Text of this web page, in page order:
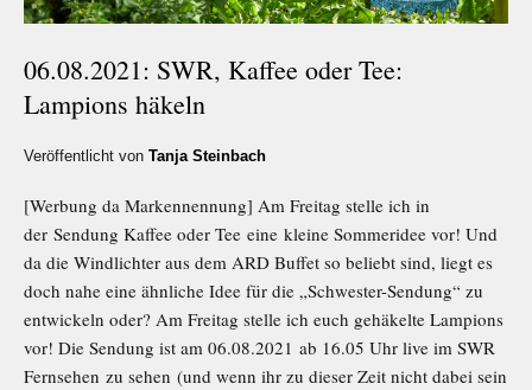
06.08.2021: SWR, Kaffee oder Tee:
Lampions häkeln
Veröffentlicht von Tanja Steinbach
[Werbung da Markennennung] Am Freitag stelle ich in
der Sendung Kaffee oder Tee eine kleine Sommeridee vor! Und
da die Windlichter aus dem ARD Buffet so beliebt sind, liegt es
doch nahe eine ähnliche Idee für die „Schwester-Sendung“ zu
entwickeln oder? Am Freitag stelle ich euch gehäkelte Lampions
vor! Die Sendung ist am 06.08.2021 ab 16.05 Uhr live im SWR
Fernsehen zu sehen (und wenn ihr zu dieser Zeit nicht dabei sein